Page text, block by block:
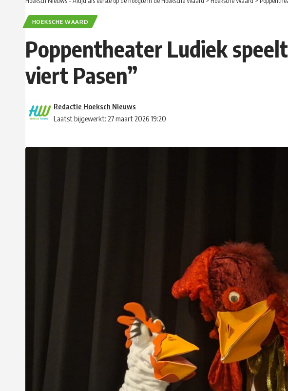
HOEKSCHE WAARD
Poppentheater Ludiek
viert Pasen”
Laatst bijgewerkt: 27 maart 2026 19:20
Redactie Hoeksch Nieuws